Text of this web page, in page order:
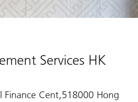
Services HK
Finance Cent,518000 Hong